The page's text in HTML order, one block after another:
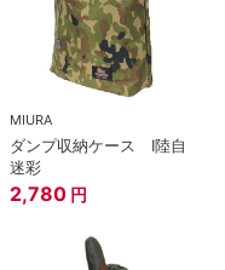
MIURA
ダンプ収納ケース Ⅰ陸自
迷彩
2,780 円